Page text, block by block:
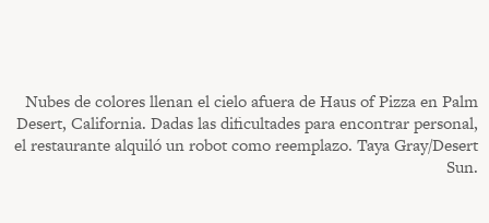
Nubes de colores llenan el cielo afuera de Haus of Pizza en Palm
Desert, California. Dadas las dificultades para encontrar personal,
el restaurante alquiló un robot como reemplazo. Taya Gray/Desert
Sun.